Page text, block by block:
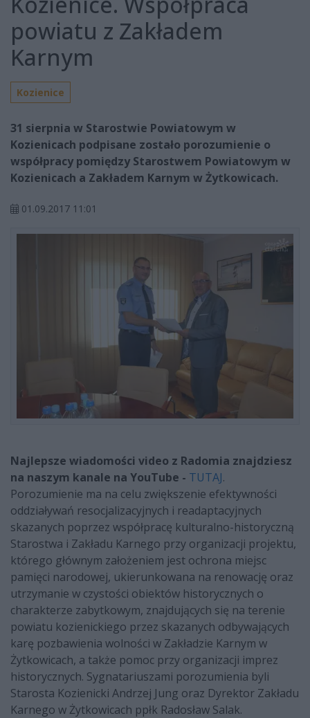
powiatu z Zakładem
Karnym
Kozienice
31 sierpnia w Starostwie Powiatowym w
Kozienicach podpisane zostało porozumienie o
współpracy pomiędzy Starostwem Powiatowym w
Kozienicach a Zakładem Karnym w Żytkowicach.
01.09.2017 11:01
Najlepsze wiadomości video z Radomia znajdziesz
na naszym kanale na YouTube - TUTAJ.
Porozumienie ma na celu zwiększenie efektywności
oddziaływań resocjalizacyjnych i readaptacyjnych
skazanych poprzez współpracę kulturalno-historyczną
Starostwa i Zakładu Karnego przy organizacji projektu,
którego głównym założeniem jest ochrona miejsc
pamięci narodowej, ukierunkowana na renowację oraz
utrzymanie w czystości obiektów historycznych o
charakterze zabytkowym, znajdujących się na terenie
powiatu kozienickiego przez skazanych odbywających
karę pozbawienia wolności w Zakładzie Karnym w
Żytkowicach, a także pomoc przy organizacji imprez
historycznych. Sygnatariuszami porozumienia byli
Starosta Kozienicki Andrzej Jung oraz Dyrektor Zakładu
Karnego w Żytkowicach ppłk Radosław Salak.